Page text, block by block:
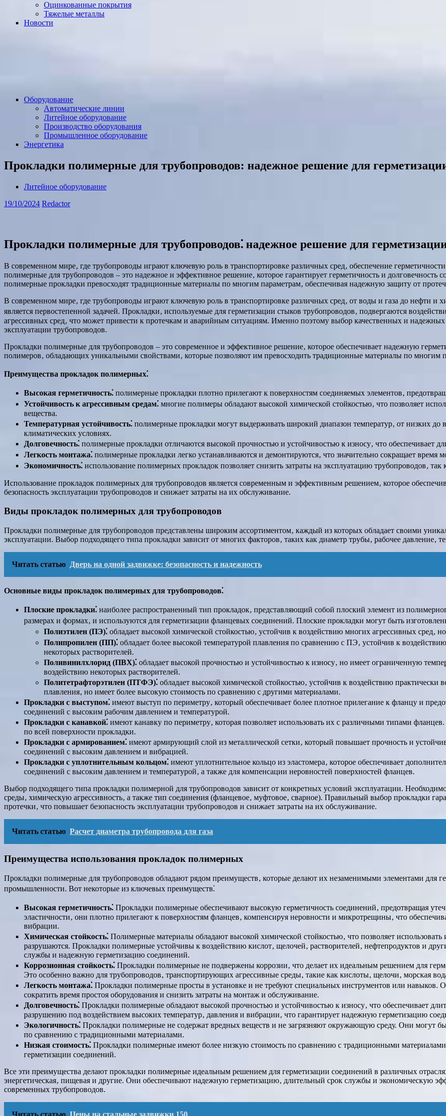
Оцинкованные покрытия
Тяжелые металлы
Новости
Оборудование
Автоматические линии
Литейное оборудование
Производство оборудования
Промышленное оборудование
Энергетика
Прокладки полимерные для трубопроводов: надежное решение для
Литейное оборудование
19/10/2024 Redactor
Прокладки полимерные для трубопроводов⁚ надежное решение для
В современном мире‚ где трубопроводы играют ключевую роль в транспортировке различных сред‚ обеспечение
полимерные для трубопроводов – это надежное и эффективное решение‚ которое гарантирует герметичность и долговечность
полимерные прокладки превосходят традиционные материалы по многим параметрам‚ обеспечивая надежную защиту от
В современном мире‚ где трубопроводы играют ключевую роль в транспортировке различных сред‚ от воды и газа до нефти и
является первостепенной задачей. Прокладки‚ используемые для герметизации стыков трубопроводов‚ подвергаются
агрессивных сред‚ что может привести к протечкам и аварийным ситуациям. Именно поэтому выбор качественных и
эксплуатации трубопроводов.
Прокладки полимерные для трубопроводов – это современное и эффективное решение‚ которое обеспечивает надежную
полимеров‚ обладающих уникальными свойствами‚ которые позволяют им превосходить традиционные материалы по многим
Преимущества прокладок полимерных⁚
Высокая герметичность⁚ полимерные прокладки плотно прилегают к поверхностям соединяемых элементов‚
Устойчивость к агрессивным средам⁚ многие полимеры обладают высокой химической стойкостью‚ что позволяет
вещества.
Температурная устойчивость⁚ полимерные прокладки могут выдерживать широкий диапазон температур‚ от низких до
климатических условиях.
Долговечность⁚ полимерные прокладки отличаются высокой прочностью и устойчивостью к износу‚ что обеспечивает
Легкость монтажа⁚ полимерные прокладки легко устанавливаются и демонтируются‚ что значительно сокращает время
Экономичность⁚ использование полимерных прокладок позволяет снизить затраты на эксплуатацию трубопроводов‚
Использование прокладок полимерных для трубопроводов является современным и эффективным решением‚ которое
безопасность эксплуатации трубопроводов и снижает затраты на их обслуживание.
Виды прокладок полимерных для трубопроводов
Прокладки полимерные для трубопроводов представлены широким ассортиментом‚ каждый из которых обладает своими
эксплуатации. Выбор подходящего типа прокладки зависит от многих факторов‚ таких как диаметр трубы‚ рабочее давление‚
Читать статью Дверь на одной задвижке: безопасность и надежность
Основные виды прокладок полимерных для трубопроводов⁚
Плоские прокладки⁚ наиболее распространенный тип прокладок‚ представляющий собой плоский элемент из
размерах и формах‚ и используются для герметизации фланцевых соединений. Плоские прокладки могут быть
Полиэтилен (ПЭ)⁚ обладает высокой химической стойкостью‚ устойчив к воздействию многих агрессивных сред‚
Полипропилен (ПП)⁚ обладает более высокой температурой плавления по сравнению с ПЭ‚ устойчив к
некоторых растворителей.
Поливинилхлорид (ПВХ)⁚ обладает высокой прочностью и устойчивостью к износу‚ но имеет ограниченную
воздействию некоторых растворителей.
Политетрафторэтилен (ПТФЭ)⁚ обладает высокой химической стойкостью‚ устойчив к воздействию практически
плавления‚ но имеет более высокую стоимость по сравнению с другими материалами.
Прокладки с выступом⁚ имеют выступ по периметру‚ который обеспечивает более плотное прилегание к фланцу и
соединений с высоким рабочим давлением и температурой.
Прокладки с канавкой⁚ имеют канавку по периметру‚ которая позволяет использовать их с различными типами
по всей поверхности прокладки.
Прокладки с армированием⁚ имеют армирующий слой из металлической сетки‚ который повышает прочность и
соединений с высоким давлением и вибрацией.
Прокладки с уплотнительным кольцом⁚ имеют уплотнительное кольцо из эластомера‚ которое обеспечивает
соединений с высоким давлением и температурой‚ а также для компенсации неровностей поверхностей фланцев.
Выбор подходящего типа прокладки полимерной для трубопроводов зависит от конкретных условий эксплуатации.
среды‚ химическую агрессивность‚ а также тип соединения (фланцевое‚ муфтовое‚ сварное). Правильный выбор прокладки
протечки‚ что повышает безопасность эксплуатации трубопроводов и снижает затраты на их обслуживание.
Читать статью Расчет диаметра трубопровода для газа
Преимущества использования прокладок полимерных
Прокладки полимерные для трубопроводов обладают рядом преимуществ‚ которые делают их незаменимыми элементами для
промышленности. Вот некоторые из ключевых преимуществ⁚
Высокая герметичность⁚ Прокладки полимерные обеспечивают высокую герметичность соединений‚ предотвращая
эластичности‚ они плотно прилегают к поверхностям фланцев‚ компенсируя неровности и микротрещины‚ что
вибрации.
Химическая стойкость⁚ Полимерные материалы обладают высокой химической стойкостью‚ что позволяет
разрушаются. Прокладки полимерные устойчивы к воздействию кислот‚ щелочей‚ растворителей‚ нефтепродуктов и
службы и надежную герметизацию соединений.
Коррозионная стойкость⁚ Прокладки полимерные не подвержены коррозии‚ что делает их идеальным решением для
Это особенно важно для трубопроводов‚ транспортирующих агрессивные среды‚ такие как кислоты‚ щелочи‚ морская
Легкость монтажа⁚ Прокладки полимерные просты в установке и не требуют специальных инструментов или навыков.
сократить время простоя оборудования и снизить затраты на монтаж и обслуживание.
Долговечность⁚ Прокладки полимерные обладают высокой прочностью и устойчивостью к износу‚ что обеспечивает
разрушению под воздействием высоких температур‚ давления и вибрации‚ что гарантирует надежную герметизацию
Экологичность⁚ Прокладки полимерные не содержат вредных веществ и не загрязняют окружающую среду. Они могут
по сравнению с традиционными материалами.
Низкая стоимость⁚ Прокладки полимерные имеют более низкую стоимость по сравнению с традиционными
герметизации соединений.
Все эти преимущества делают прокладки полимерные идеальным решением для герметизации соединений в различных
энергетическая‚ пищевая и другие. Они обеспечивают надежную герметизацию‚ длительный срок службы и экономическую
современных трубопроводов.
Читать статью Цены на стальные задвижки 150